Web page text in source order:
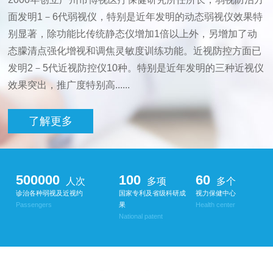
面发明1－6代弱视仪，特别是近年发明的动态弱视仪效果特
别显著，除功能比传统静态仪增加1倍以上外，另增加了动
态朦清点强化增视和调焦灵敏度训练功能。近视防控方面已
发明2－5代近视防控仪10种。特别是近年发明的三种近视仪
效果突出，推广度特别高......
了解更多
500000 人次
诊治各种弱视及近视约
Passengers
100 多项
国家专利及省级科研成
果
National patent
60 多个
视力保健中心
Health center